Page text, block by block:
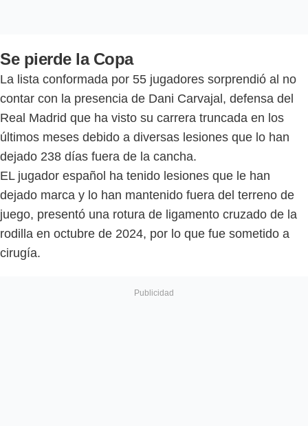
Se pierde la Copa
La lista conformada por 55 jugadores sorprendió al no
contar con la presencia de Dani Carvajal, defensa del
Real Madrid que ha visto su carrera truncada en los
últimos meses debido a diversas lesiones que lo han
dejado 238 días fuera de la cancha.
EL jugador español ha tenido lesiones que le han
dejado marca y lo han mantenido fuera del terreno de
juego, presentó una rotura de ligamento cruzado de la
rodilla en octubre de 2024, por lo que fue sometido a
cirugía.